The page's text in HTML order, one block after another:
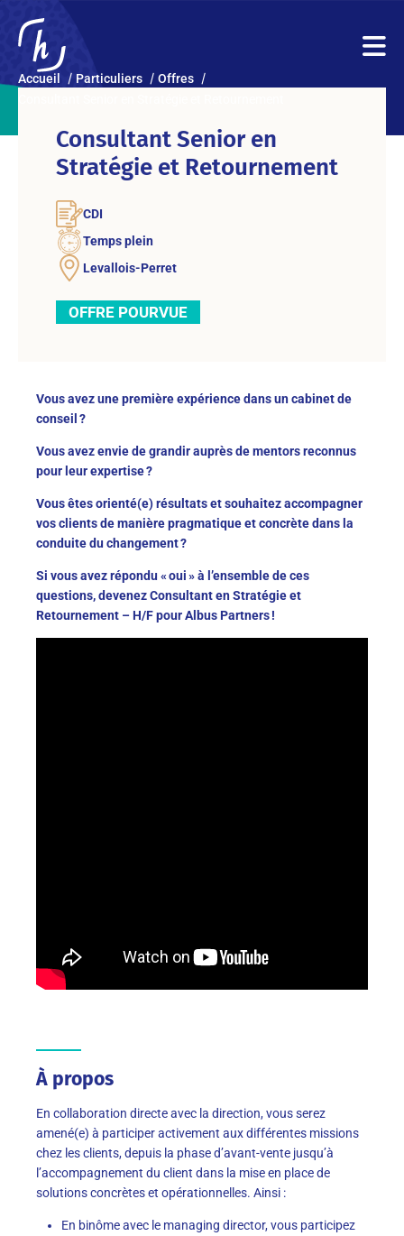
Accueil Particuliers
Offres
Consultant Senior en
Stratégie et Retournement
CDI
Temps plein
Levallois-Perret
OFFRE POURVUE
Vous avez une première expérience dans un cabinet de
conseil ?
Vous avez envie de grandir auprès de mentors reconnus
pour leur expertise ?
Vous êtes orienté(e) résultats et souhaitez accompagner
vos clients de manière pragmatique et concrète dans la
conduite du changement ?
Si vous avez répondu « oui » à l’ensemble de ces
questions, devenez Consultant en Stratégie et
Retournement – H/F pour Albus Partners !
À propos
En collaboration directe avec la direction, vous serez
amené(e) à participer activement aux différentes missions
chez les clients, depuis la phase d’avant-vente jusqu’à
l’accompagnement du client dans la mise en place de
solutions concrètes et opérationnelles. Ainsi :
En binôme avec le managing director, vous participez